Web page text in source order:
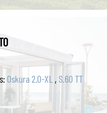
Oskura 2.0-XL , S.60 TT